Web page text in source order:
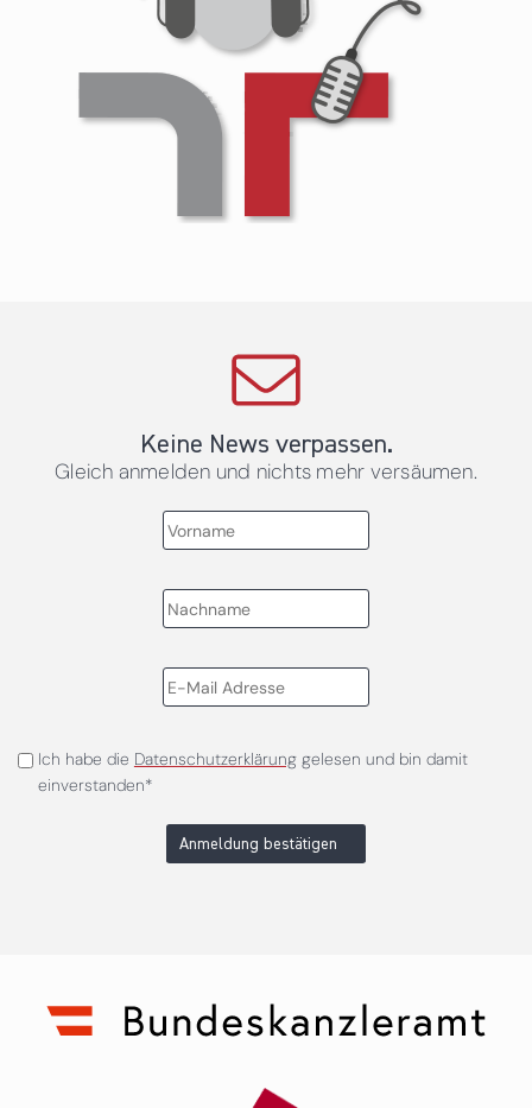
Keine News verpassen.
Gleich anmelden und nichts mehr versäumen.
Ich habe die Datenschutzerklärunggelesen und bin damit
einverstanden*
Anmeldung bestätigen